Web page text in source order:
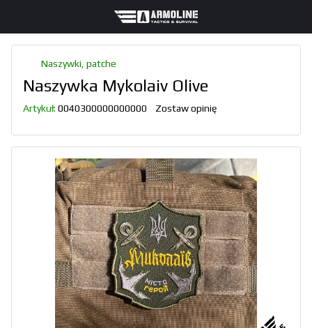
Naszywki, patche
Naszywka Mykolaiv Olive
Artykuł: 0040300000000000 Zostaw opinię